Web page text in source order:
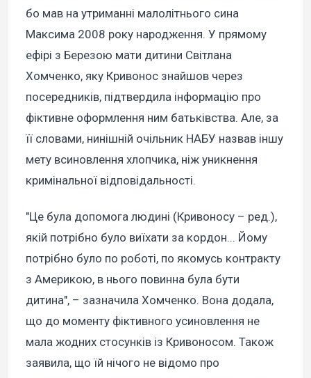
бо мав на утриманні малолітнього сина
Максима 2008 року народження. У прямому
ефірі з Березою мати дитини Світлана
Хомченко, яку Кривонос знайшов через
посередників, підтвердила інформацію про
фіктивне оформлення ним батьківства. Але, за
її словами, нинішній очільник НАБУ назвав іншу
мету всиновлення хлопчика, ніж уникнення
кримінальної відповідальності.
"Це була допомога людині (Кривоносу – ред.),
якій потрібно було виїхати за кордон... Йому
потрібно було по роботі, по якомусь контракту
з Америкою, в нього повинна була бути
дитина", – зазначила Хомченко. Вона додала,
що до моменту фіктивного усиновлення не
мала жодних стосунків із Кривоносом. Також
заявила, що їй нічого не відомо про